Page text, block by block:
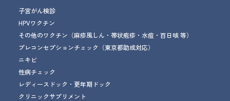
子宮がん検診
HPVワクチン
その他のワクチン （麻疹風しん・帯状疱疹・水痘・百日咳 等）
プレコンセプションチェック （東京都助成対応）
ニキビ
性病チェック
レディースドック・更年期ドック
クリニックサプリメント